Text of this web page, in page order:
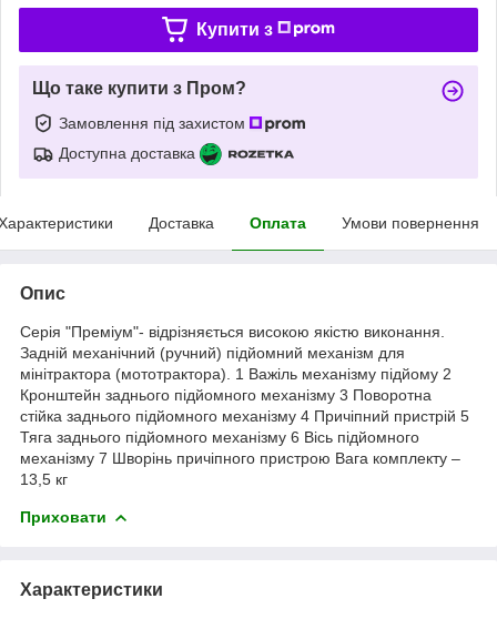
Купити з
Що таке купити з Пром?
Замовлення під захистом
Доступна доставка
Доставка Оплата Умови повернення
Опис
Серія "Преміум"- відрізняється високою якістю виконання.
Задній механічний (ручний) підйомний механізм для
мінітрактора (мототрактора). 1 Важіль механізму підйому 2
Кронштейн заднього підйомного механізму 3 Поворотна
стійка заднього підйомного механізму 4 Причіпний пристрій 5
Тяга заднього підйомного механізму 6 Вісь підйомного
механізму 7 Шворінь причіпного пристрою Вага комплекту –
13,5 кг
Приховати
Характеристики